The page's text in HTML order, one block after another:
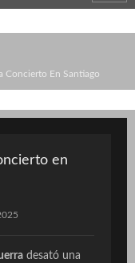
Concierto En Santiago
en
desató una